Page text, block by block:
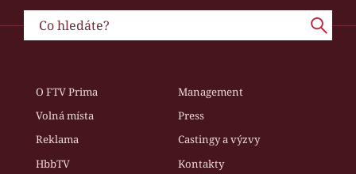
O FTV Prima
Management
Volná místa
Press
Reklama
Castingy a výzvy
HbbTV
Kontakty